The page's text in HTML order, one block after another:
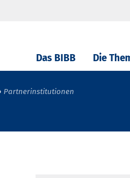
Das BIBB Die
Partnerinstitutionen